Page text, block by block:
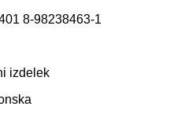
8-98238463-1
izdelek